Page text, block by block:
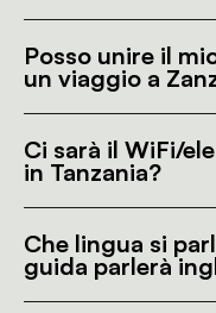
Posso unire il
un viaggio a
Ci sarà il WiFi/
in Tanzania?
Che lingua si
guida parlerà